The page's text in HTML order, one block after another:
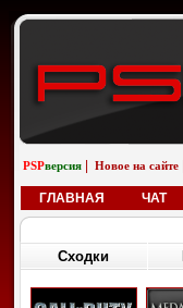
PSPверсия Новое на сайте
ГЛАВНАЯ ЧАТ
Сходки